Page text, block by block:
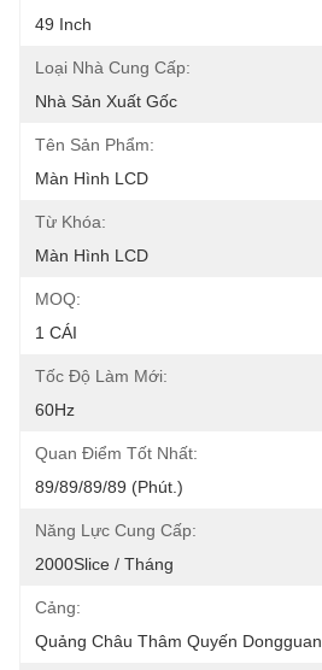
49 Inch
Loại Nhà Cung Cấp:
Nhà Sản Xuất Gốc
Tên Sản Phẩm:
Màn Hình LCD
Từ Khóa:
Màn Hình LCD
MOQ:
1 CÁI
Tốc Độ Làm Mới:
60Hz
Quan Điểm Tốt Nhất:
89/89/89/89 (phút.)
Năng Lực Cung Cấp:
2000Slice / Tháng
Cảng:
Quảng Châu Thâm Quyến Dongguan